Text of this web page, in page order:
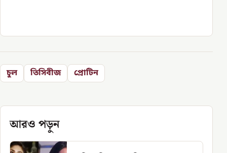
চুল তিসিবীজ প্রোটিন
আরও পড়ুন